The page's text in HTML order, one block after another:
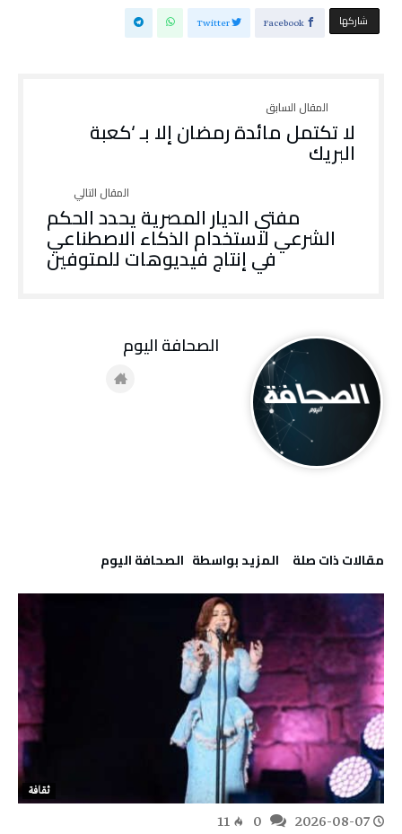
‫‫ شاركها‬ Facebook
Twitter
لا تكتمل مائدة رمضان إلا بـ ‘كعبة
البريك
مفتي الديار المصرية يحدد الحكم
الشرعي لاستخدام الذكاء الاصطناعي
في إنتاج فيديوهات للمتوفين
‫مقالات ذات صلة‬ ‫‫المزيد بواسطة‬ ‬ ‭ ‬الصحافة‭ ‬اليوم
ثقافة
2026-08-07
11